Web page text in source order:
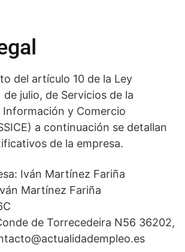
del artículo 10 de la Ley
de julio, de Servicios de la
Información y Comercio
a continuación se detallan
de la empresa.
Iván Martínez Fariña
Martínez Fariña
de Torrecedeira N56 36202,